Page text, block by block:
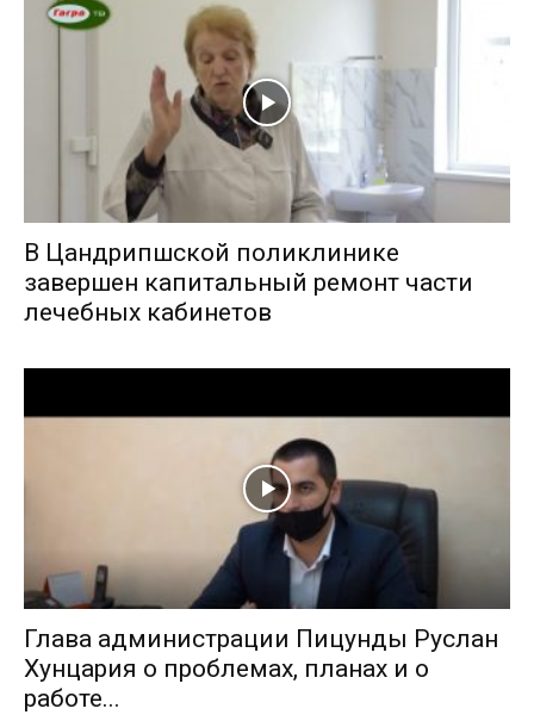
В Цандрипшской поликлинике
завершен капитальный ремонт части
лечебных кабинетов
Глава администрации Пицунды Руслан
Хунцария о проблемах, планах и о
работе...